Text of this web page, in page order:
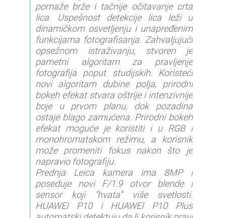
pomaže brže i tačnije očitavanje crta
lica. Uspešnost detekcije lica leži u
dinamičkom osvetljenju i unapređenim
funkcijama fotografisanja. Zahvaljujući
opsežnom istraživanju, stvoren je
pametni algoritam za pravljenje
fotografija poput studijskih. Koristeći
novi algoritam dubine polja, prirodni
bokeh efekat stvara oštrije i intenzivnije
boje u prvom planu, dok pozadina
ostaje blago zamućena. Prirodni bokeh
efekat moguće je koristiti i u RGB i
monohromatskom režimu, a korisnik
može promeniti fokus nakon što je
napravio fotografiju.
Prednja Leica kamera ima 8MP i
poseduje novi F/1.9 otvor blende i
sensor koji “hvata” više svetlosti.
HUAWEI P10 i HUAWEI P10 Plus